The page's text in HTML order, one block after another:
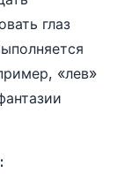
глаз
«лев»